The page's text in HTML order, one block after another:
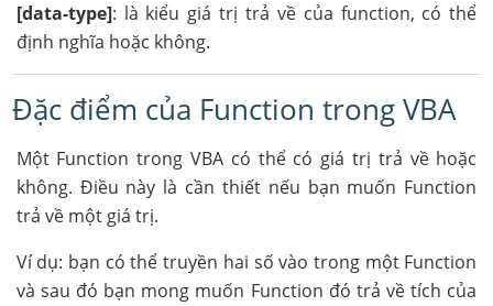
[data-type]: là kiểu giá trị trả về của function, có thể
định nghĩa hoặc không.
Đặc điểm của Function trong VBA
Một Function trong VBA có thể có giá trị trả về hoặc
không. Điều này là cần thiết nếu bạn muốn Function
trả về một giá trị.
Ví dụ: bạn có thể truyền hai số vào trong một Function
và sau đó bạn mong muốn Function đó trả về tích của